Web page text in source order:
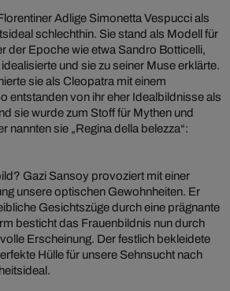
Adlige Simonetta Vespucci als
schlechthin. Sie stand als Modell für
der Epoche wie etwa Sandro Botticelli,
und sie zu seiner Muse erklärte.
sie als Cleopatra mit einem
entstanden von ihr eher Idealbildnisse als
sie wurde zum Stoff für Mythen und
nannten sie „Regina della belezza“:
Gazi Sansoy provoziert mit einer
unsere optischen Gewohnheiten. Er
Gesichtszüge durch eine prägnante
besticht das Frauenbildnis nun durch
Erscheinung. Der festlich bekleidete
Hülle für unsere Sehnsucht nach